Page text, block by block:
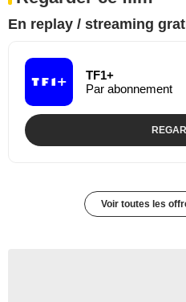
En replay / streaming
TF1+
Par abonnement
Voir toutes les